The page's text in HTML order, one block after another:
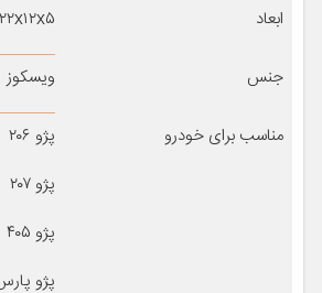
ابعاد ۲۲x۱۲x۵ سانتی‌متر
جنس ویسکوز
مناسب برای خودرو
پژو ۲۰۶
پژو ۲۰۷
پژو ۴۰۵
پژو